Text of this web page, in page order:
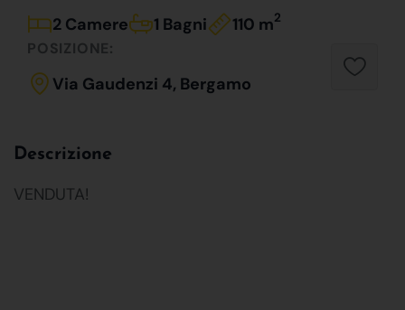
2 Camere 1 Bagni 110 m2
POSIZIONE:
Via Gaudenzi 4, Bergamo
Descrizione
VENDUTA!